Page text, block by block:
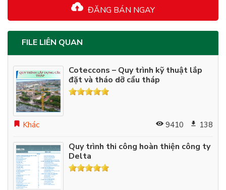
ĐĂNG BÁN NGAY
FILE LIÊN QUAN
Coteccons – Quy trình kỹ thuật lắp
đặt và tháo dỡ cẩu tháp
Khác 9410 138
Quy trình thi công hoàn thiện công ty
Delta